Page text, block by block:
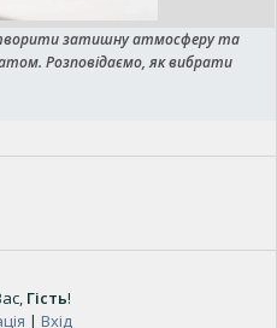
затишну атмосферу та
Розповідаємо, як вибрати
, Гість!
| Вхід